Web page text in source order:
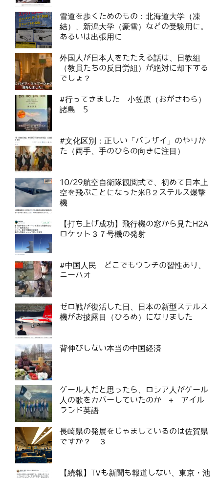
雪道を歩くためのもの：北海道大学（凍
結）、新潟大学（豪雪）などの受験用に。
あるいは出張用に
外国人が日本人をたたえる話は、日教組
（教員たちの反日労組）が絶対に却下する
でしょ？
#行ってきました 小笠原（おがさわら）
諸島 5
#文化区別：正しい「バンザイ」のやりか
た（両手、手のひらの向きに注目）
10/29航空自衛隊観閲式で、初めて日本上
空を飛ぶことになった米B２ステルス爆撃
機
【打ち上げ成功】飛行機の窓から見たH2A
ロケット３７号機の発射
#中国人民 どこでもウンチの習性あり、
ニーハオ
ゼロ戦が復活した日、日本の新型ステルス
機がお披露目（ひろめ）になりました
背伸びしない本当の中国経済
ゲール人だと思ったら、ロシア人がゲール
人の歌をカバーしていたのか ＋ アイル
ランド英語
長崎県の発展をじゃましているのは佐賀県
ですか？ ３
【続報】TVも新聞も報道しない、東京・池